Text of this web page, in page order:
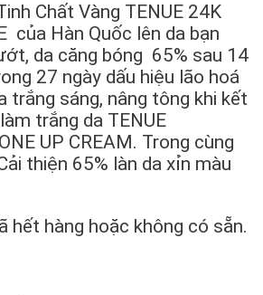
Chất Vàng TENUE 24K
của Hàn Quốc lên da bạn
da căng bóng 65% sau 14
27 ngày dấu hiệu lão hoá
trắng sáng, nâng tông khi kết
trắng da TENUE
UP CREAM. Trong cùng
thiện 65% làn da xỉn màu
hết hàng hoặc không có sẵn.